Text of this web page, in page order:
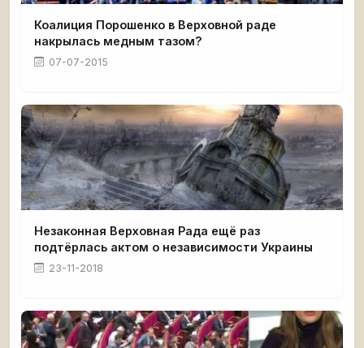
Коалиция Порошенко в Верховной раде
накрылась медным тазом?
07-07-2015
Незаконная Верховная Рада ещё раз
подтёрлась актом о независимости Украины
23-11-2018